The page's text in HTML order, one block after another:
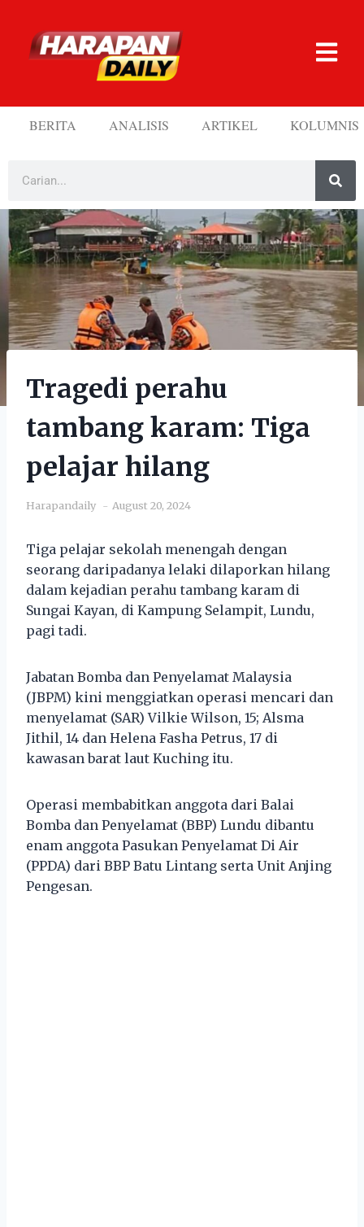
BERITA ANALISIS ARTIKEL KOLUMNIS
Tragedi perahu
tambang karam: Tiga
pelajar hilang
Harapandaily August 20, 2024
Tiga pelajar sekolah menengah dengan
seorang daripadanya lelaki dilaporkan hilang
dalam kejadian perahu tambang karam di
Sungai Kayan, di Kampung Selampit, Lundu,
pagi tadi.
Jabatan Bomba dan Penyelamat Malaysia
(JBPM) kini menggiatkan operasi mencari dan
menyelamat (SAR) Vilkie Wilson, 15; Alsma
Jithil, 14 dan Helena Fasha Petrus, 17 di
kawasan barat laut Kuching itu.
Operasi membabitkan anggota dari Balai
Bomba dan Penyelamat (BBP) Lundu dibantu
enam anggota Pasukan Penyelamat Di Air
(PPDA) dari BBP Batu Lintang serta Unit Anjing
Pengesan.